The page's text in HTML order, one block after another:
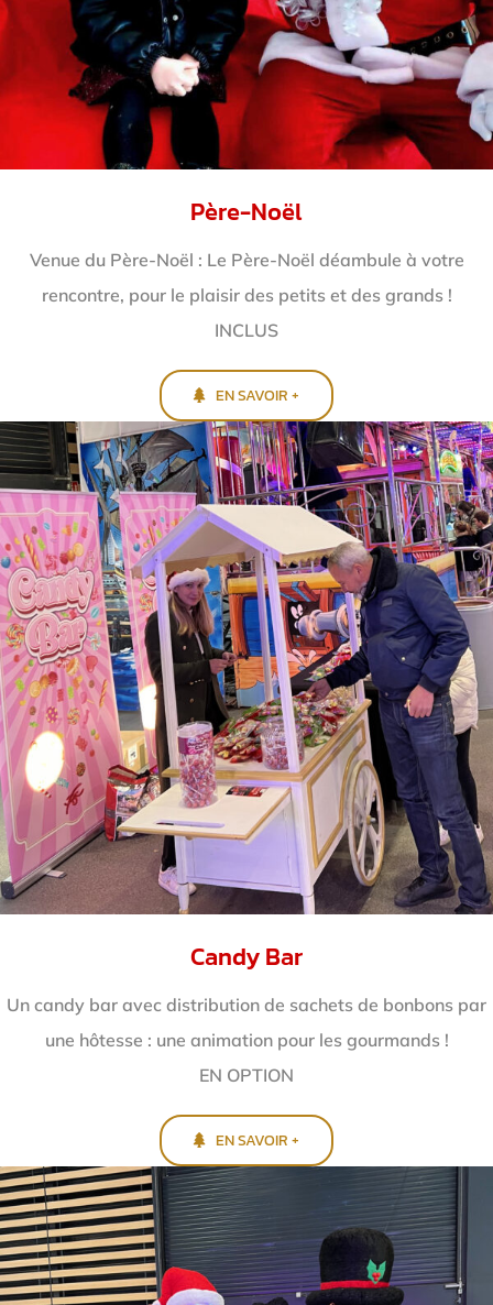
Père-Noël
Venue du Père-Noël : Le Père-Noël déambule à votre
rencontre, pour le plaisir des petits et des grands !
INCLUS
EN SAVOIR +
Candy Bar
Un candy bar avec distribution de sachets de bonbons par
une hôtesse : une animation pour les gourmands !
EN OPTION
EN SAVOIR +